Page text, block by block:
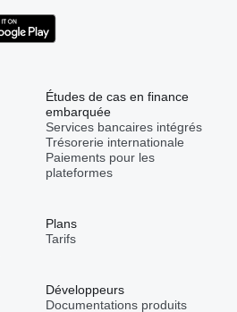
Études de cas en finance
embarquée
Services bancaires intégrés
Trésorerie internationale
Paiements pour les
plateformes
Plans
Tarifs
Développeurs
Documentations produits